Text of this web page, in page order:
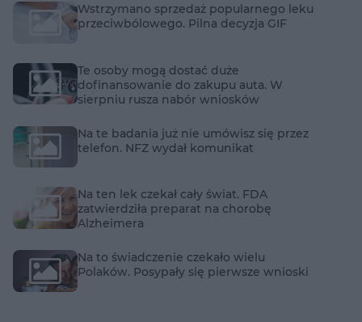
Wstrzymano sprzedaż popularnego leku
przeciwbólowego. Pilna decyzja GIF
Te osoby mogą dostać duże
dofinansowanie do zakupu auta. W
sierpniu rusza nabór wniosków
Na te badania już nie umówisz się przez
telefon. NFZ wydał komunikat
Na ten lek czekał cały świat. FDA
zatwierdziła preparat na chorobę
Alzheimera
Na to świadczenie czekało wielu
Polaków. Posypały się pierwsze wnioski